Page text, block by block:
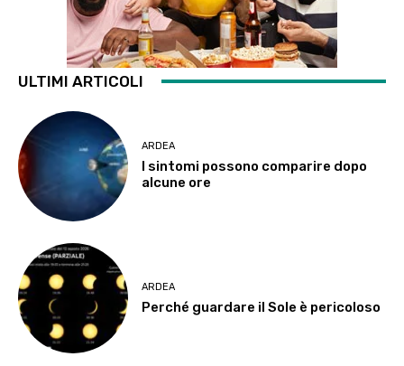
ULTIMI ARTICOLI
ARDEA
I sintomi possono comparire dopo
alcune ore
ARDEA
Perché guardare il Sole è pericoloso